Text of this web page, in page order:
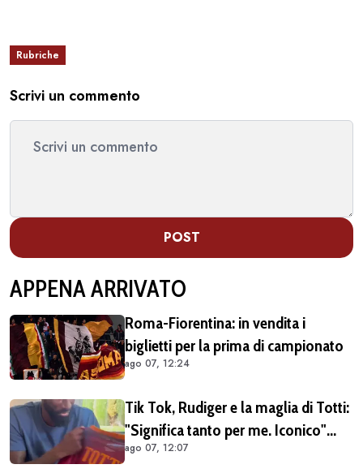
Rubriche
Scrivi un commento
POST
APPENA ARRIVATO
Roma-Fiorentina: in vendita i
biglietti per la prima di campionato
ago 07, 12:24
Tik Tok, Rudiger e la maglia di Totti:
"Significa tanto per me. Iconico"
(VIDEO)
ago 07, 12:07